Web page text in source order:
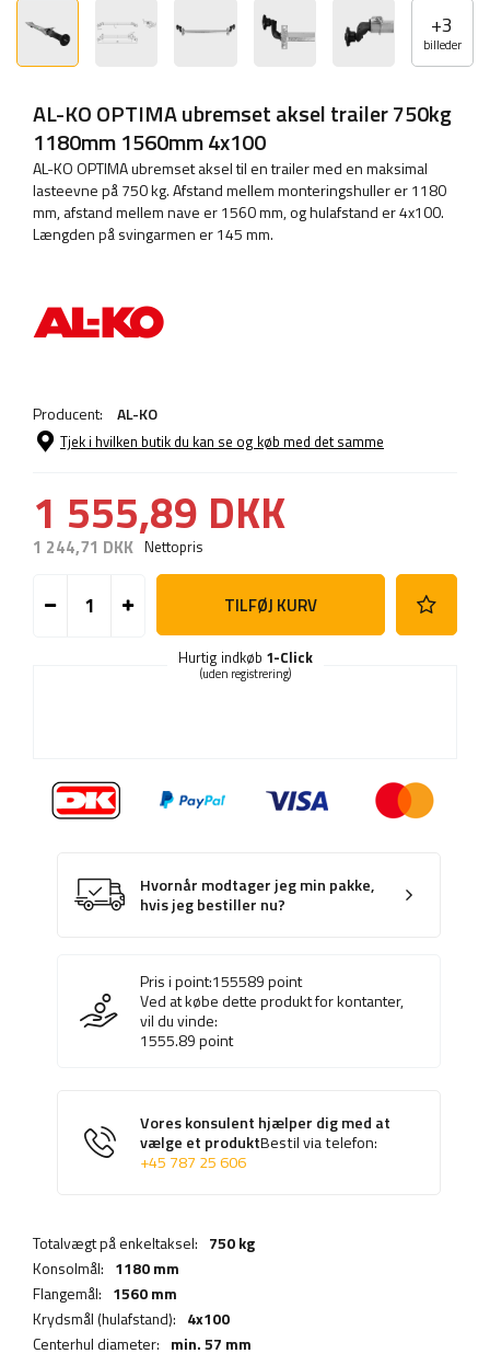
+3
billeder
AL-KO OPTIMA ubremset aksel trailer 750kg
1180mm 1560mm 4x100
AL-KO OPTIMA ubremset aksel til en trailer med en maksimal
lasteevne på 750 kg. Afstand mellem monteringshuller er 1180
mm, afstand mellem nave er 1560 mm, og hulafstand er 4x100.
Længden på svingarmen er 145 mm.
Producent: AL-KO
Tjek i hvilken butik du kan se og køb med det samme
1 555,89 DKK
1 244,71 DKK Nettopris
TILFØJ KURV
Hurtig indkøb 1-Click
(uden registrering)
Hvornår modtager jeg min pakke,
hvis jeg bestiller nu?
Pris i point:155589point
Ved at købe dette produkt for kontanter,
vil du vinde:
1555.89point
Vores konsulent hjælper dig med at
vælge et produktBestil via telefon:
+45 787 25 606
Totalvægt på enkeltaksel: 750 kg
Konsolmål: 1180 mm
Flangemål: 1560 mm
Krydsmål (hulafstand): 4x100
Centerhul diameter: min. 57 mm